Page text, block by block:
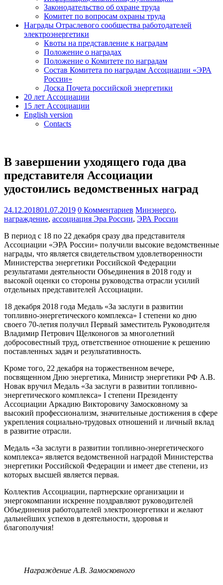
Законодательство об охране труда
Комитет по вопросам охраны труда
Награды Отраслевого сообщества работодателей
электроэнергетики
Квоты на представление к наградам
Положение о наградах
Положение о Комитете по наградам
Состав Комитета по наградам Ассоциации «ЭРА
России»
Доска Почета российской энергетики
20 лет Ассоциации
15 лет Ассоциации
English version
Contacts
В завершении уходящего года два
представителя Ассоциации
удостоились ведомственных наград
24.12.201801.07.2019 0 Комментариев Минэнерго,
награждение, ассоциация Эра России, ЭРА России
В период с 18 по 22 декабря сразу два представителя
Ассоциации «ЭРА России» получили высокие ведомственные
награды, что является свидетельством удовлетворенности
Министерства энергетики Российской Федерации
результатами деятельности Объединения в 2018 году и
высокой оценки со стороны руководства отрасли усилий
отдельных представителей Ассоциации.
18 декабря 2018 года Медаль «За заслуги в развитии
топливно-энергетического комплекса» I степени ко дню
своего 70-летия получил Первый заместитель Руководителя
Владимир Петрович Щелконогов за многолетний
добросовестный труд, ответственное отношение к решению
поставленных задач и результативность.
Кроме того, 22 декабря на торжественном вечере,
посвященном Дню энергетика, Министр энергетики РФ А.В.
Новак вручил Медаль «За заслуги в развитии топливно-
энергетического комплекса» I степени Президенту
Ассоциации Аркадию Викторовичу Замосковному за
высокий профессионализм, значительные достижения в сфере
укрепления социально-трудовых отношений и личный вклад
в развитие отрасли.
Медаль «За заслуги в развитии топливно-энергетического
комплекса» является ведомственной наградой Министерства
энергетики Российской Федерации и имеет две степени, из
которых высшей является первая.
Коллектив Ассоциации, партнерские организации и
энергокомпании искренне поздравляют руководителей
Объединения работодателей электроэнергетики и желают
дальнейших успехов в деятельности, здоровья и
благополучия!
Награждение А.В. Замосковного